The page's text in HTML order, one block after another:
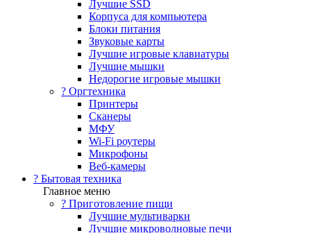
Лучшие SSD
Корпуса для компьютера
Блоки питания
Звуковые карты
Лучшие игровые клавиатуры
Лучшие мышки
Недорогие игровые мышки
?️ Оргтехника
Принтеры
Сканеры
МФУ
Wi-Fi роутеры
Микрофоны
Веб-камеры
? Бытовая техника
Главное меню
? Приготовление пищи
Лучшие мультиварки
Лучшие микроволновые печи